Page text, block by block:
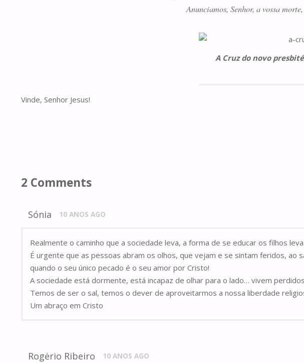
Anunciamos, Senhor, a vossa
A Cruz do novo
Vinde, Senhor Jesus!
2 Comments
Sónia 10 ANOS AGO
Realmente o caminho que a sociedade leva, a forma de se educar os filhos
É urgente que as pessoas abram os olhos, que vejam e se sintam feridos,
quando o seu único pecado é o seu amor por Cristo!
A sociedade está dormente, está incapaz de olhar para o lado… vivem
Temos de ser o sal, temos o dever de aproveitarmos a nossa liberdade
Um abraço em Cristo
Rogėrio Ribeiro 10 ANOS AGO